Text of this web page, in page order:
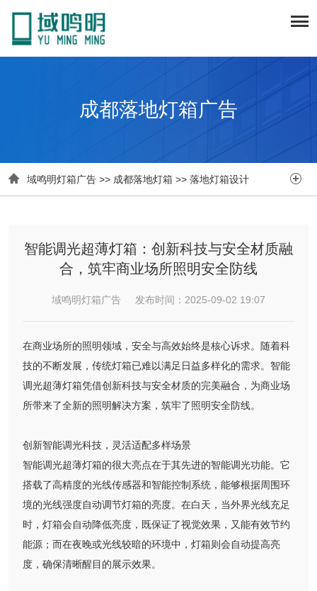
成都落地灯箱广告
 域鸣明灯箱广告 >> 成都落地灯箱 >> 落地灯箱设计 
智能调光超薄灯箱：创新科技与安全材质融
合，筑牢商业场所照明安全防线
域鸣明灯箱广告 发布时间：2025-09-02 19:07
在商业场所的照明领域，安全与高效始终是核心诉求。随着科
技的不断发展，传统灯箱已难以满足日益多样化的需求。智能
调光超薄灯箱凭借创新科技与安全材质的完美融合，为商业场
所带来了全新的照明解决方案，筑牢了照明安全防线。
创新智能调光科技，灵活适配多样场景
智能调光超薄灯箱的很大亮点在于其先进的智能调光功能。它
搭载了高精度的光线传感器和智能控制系统，能够根据周围环
境的光线强度自动调节灯箱的亮度。在白天，当外界光线充足
时，灯箱会自动降低亮度，既保证了视觉效果，又能有效节约
能源；而在夜晚或光线较暗的环境中，灯箱则会自动提高亮
度，确保清晰醒目的展示效果。